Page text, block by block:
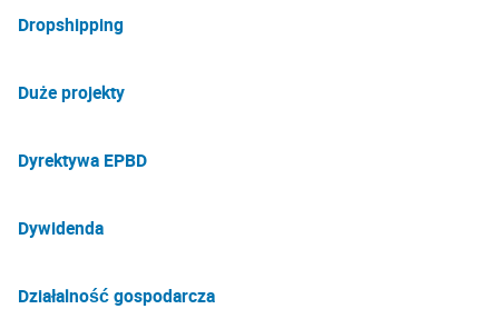
Dropshipping
Duże projekty
Dyrektywa EPBD
Dywidenda
Działalność gospodarcza